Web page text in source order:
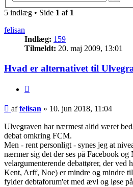
5 indlæg • Side 1 af 1
felisan
Indlæg: 159
Tilmeldt: 20. maj 2009, 13:01
Hvad er alternativet til
Indlæg
affelisan » 10. jun 2018, 11:04
Ulvegraven har nærmest altid været
debat omkring FCM.
Men - rent personligt - synes jeg at
nærmer sig det der ses på Facebook og
velargumenterende debattører, der ved
Kent, Arff, Noe) er mindre og mindre
fylder debtaforum'et med ævl og løse